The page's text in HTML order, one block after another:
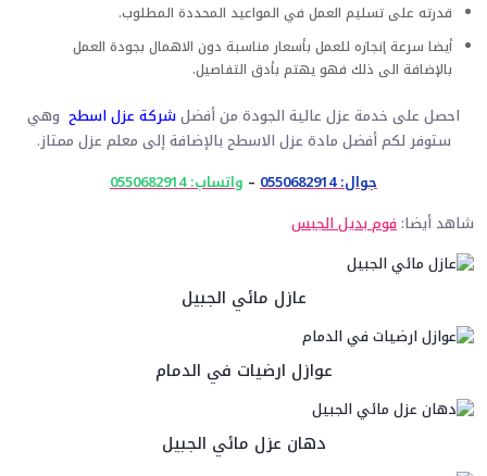
قدرته على تسليم العمل في المواعيد المحددة المطلوب.
أيضا سرعة إنجازه للعمل بأسعار مناسبة دون الاهمال بجودة العمل
بالإضافة الى ذلك فهو يهتم بأدق التفاصيل.
احصل على خدمة عزل عالية الجودة من أفضلشركة عزل اسطح وهي
ستوفر لكم أفضل مادة عزل الاسطح بالإضافة إلى معلم عزل ممتاز.
جوال: 0550682914
– واتساب: 0550682914
شاهد أيضا:فوم بديل الجبس
عازل مائي الجبيل
عوازل ارضيات في الدمام
دهان عزل مائي الجبيل